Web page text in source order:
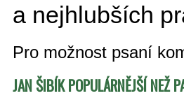
a nejhlubších
Pro možnost psaní
JAN ŠIBÍK POPULÁRNĚJŠÍ NEŽ